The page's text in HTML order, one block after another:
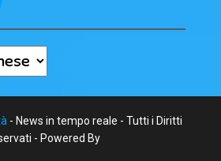
- News in tempo reale - Tutti i Diritti
- Powered By